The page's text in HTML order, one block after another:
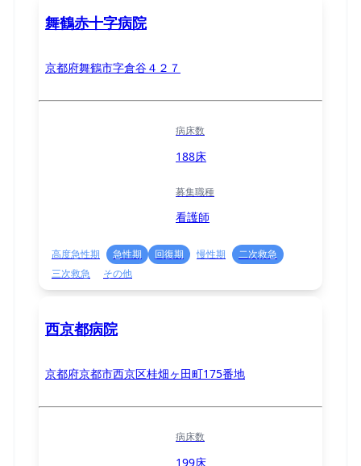
舞鶴赤十字病院
京都府舞鶴市字倉谷４２７
病床数
188床
募集職種
看護師
高度急性期 急性期 回復期 慢性期
二次救急
三次救急
その他
西京都病院
京都府京都市西京区桂畑ヶ田町175番地
病床数
199床